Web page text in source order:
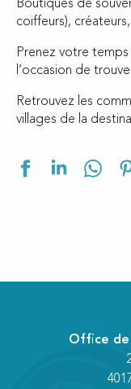
Boutiques de
coiffeurs),
Prenez votre
l’occasion de
Retrouvez les
villages de la
Escale Beauté
Gayani : Yoga,
Office de